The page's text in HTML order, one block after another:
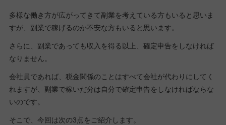
多様な働き方が広がってきて副業を考えている方もいると思いま
すが、副業で稼げるのか不安な方もいると思います。
さらに、副業であっても収入を得る以上、確定申告をしなければ
なりません。
会社員であれば、税金関係のことはすべて会社が代わりにしてく
れますが、副業で稼いだ分は自分で確定申告をしなければならな
いのです。
そこで、今回は次の3点をご紹介します。